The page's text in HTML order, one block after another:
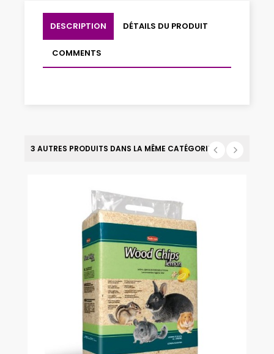
DESCRIPTION DÉTAILS DU PRODUIT
COMMENTS
3 AUTRES PRODUITS DANS LA MÊME CATÉGORIE :